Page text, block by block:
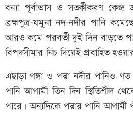
বন্যা পূর্বাভাস ও সতর্কীকরণ
ব্রহ্মপুত্র-যমুনা নদ-নদীর পানি
আরও কমে পরবর্তী দুই দিন বাড়তে
বিপদসীমার নিচ দিয়েই প্রবাহিত
এছাড়া গঙ্গা ও পদ্মা নদীর পানিও
পানি আগামী তিন দিন স্থিতিশীল
পারে। অন্যদিকে পদ্মার পানি